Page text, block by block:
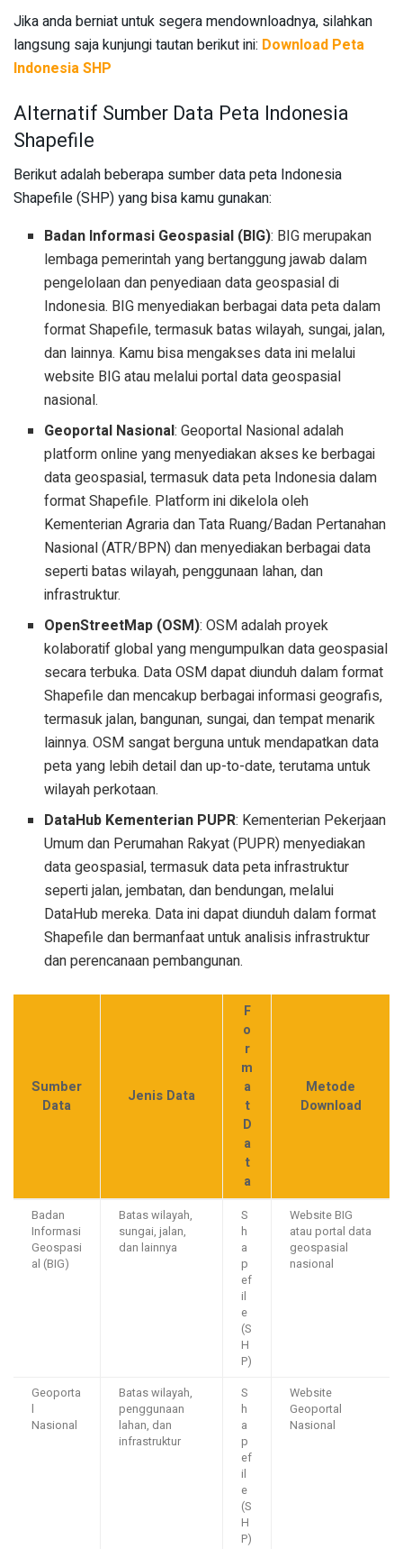
Jika anda berniat untuk segera mendownloadnya, silahkan
langsung saja kunjungi tautan berikut ini: Download Peta
Indonesia SHP
Alternatif Sumber Data Peta Indonesia
Shapefile
Berikut adalah beberapa sumber data peta Indonesia
Shapefile (SHP) yang bisa kamu gunakan:
Badan Informasi Geospasial (BIG): BIG merupakan
lembaga pemerintah yang bertanggung jawab dalam
pengelolaan dan penyediaan data geospasial di
Indonesia. BIG menyediakan berbagai data peta dalam
format Shapefile, termasuk batas wilayah, sungai, jalan,
dan lainnya. Kamu bisa mengakses data ini melalui
website BIG atau melalui portal data geospasial
nasional.
Geoportal Nasional: Geoportal Nasional adalah
platform online yang menyediakan akses ke berbagai
data geospasial, termasuk data peta Indonesia dalam
format Shapefile. Platform ini dikelola oleh
Kementerian Agraria dan Tata Ruang/Badan Pertanahan
Nasional (ATR/BPN) dan menyediakan berbagai data
seperti batas wilayah, penggunaan lahan, dan
infrastruktur.
OpenStreetMap (OSM): OSM adalah proyek
kolaboratif global yang mengumpulkan data geospasial
secara terbuka. Data OSM dapat diunduh dalam format
Shapefile dan mencakup berbagai informasi geografis,
termasuk jalan, bangunan, sungai, dan tempat menarik
lainnya. OSM sangat berguna untuk mendapatkan data
peta yang lebih detail dan up-to-date, terutama untuk
wilayah perkotaan.
DataHub Kementerian PUPR: Kementerian Pekerjaan
Umum dan Perumahan Rakyat (PUPR) menyediakan
data geospasial, termasuk data peta infrastruktur
seperti jalan, jembatan, dan bendungan, melalui
DataHub mereka. Data ini dapat diunduh dalam format
Shapefile dan bermanfaat untuk analisis infrastruktur
dan perencanaan pembangunan.
Sumber
Data
Jenis Data
F
o
r
m
a
t
D
a
t
a
Metode
Download
Badan
Informasi
Geospasi
al (BIG)
Batas wilayah,
sungai, jalan,
dan lainnya
S
h
a
p
ef
il
e
(S
H
P)
Website BIG
atau portal data
geospasial
nasional
Geoporta
l
Nasional
Batas wilayah,
penggunaan
lahan, dan
infrastruktur
S
h
a
p
ef
il
e
(S
H
P)
Website
Geoportal
Nasional